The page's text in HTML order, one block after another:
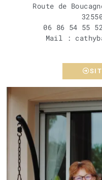
Route de
06 86 54 55
Mail :